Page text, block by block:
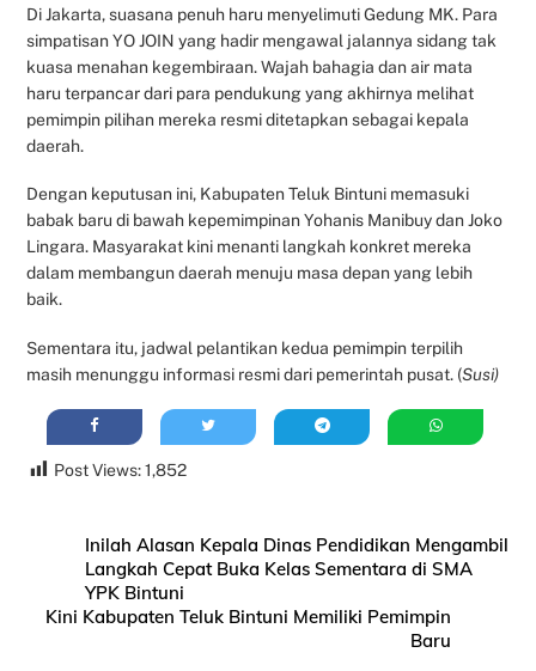
Di Jakarta, suasana penuh haru menyelimuti Gedung MK. Para
simpatisan YO JOIN yang hadir mengawal jalannya sidang tak
kuasa menahan kegembiraan. Wajah bahagia dan air mata
haru terpancar dari para pendukung yang akhirnya melihat
pemimpin pilihan mereka resmi ditetapkan sebagai kepala
daerah.
Dengan keputusan ini, Kabupaten Teluk Bintuni memasuki
babak baru di bawah kepemimpinan Yohanis Manibuy dan Joko
Lingara. Masyarakat kini menanti langkah konkret mereka
dalam membangun daerah menuju masa depan yang lebih
baik.
Sementara itu, jadwal pelantikan kedua pemimpin terpilih
masih menunggu informasi resmi dari pemerintah pusat. (Susi)
Post Views: 1,852
Inilah Alasan Kepala Dinas Pendidikan Mengambil
Langkah Cepat Buka Kelas Sementara di SMA
YPK Bintuni
Kini Kabupaten Teluk Bintuni Memiliki Pemimpin
Baru